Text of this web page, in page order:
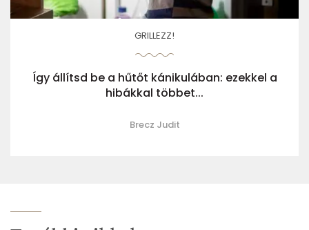
GRILLEZZ!
Így állítsd be a hűtőt kánikulában: ezekkel a
hibákkal többet...
Brecz Judit